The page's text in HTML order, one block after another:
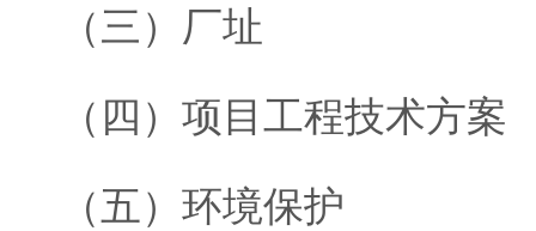
（三）厂址
（四）项目工程技术方案
（五）环境保护